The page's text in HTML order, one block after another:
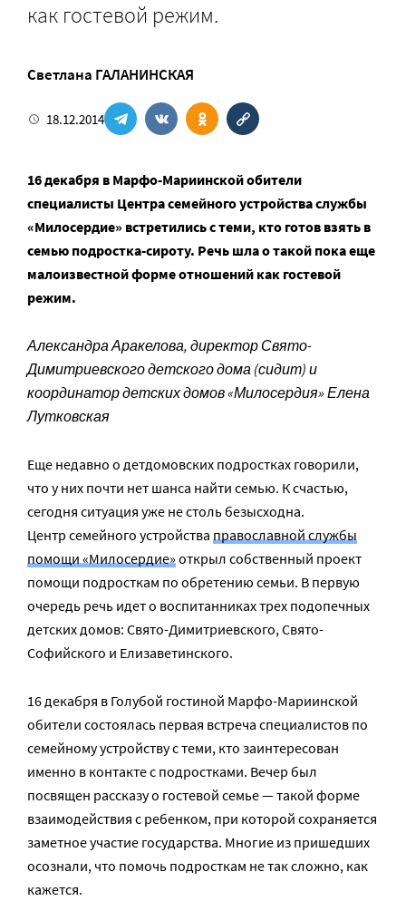
как гостевой режим.
Светлана ГАЛАНИНСКАЯ
18.12.2014
16 декабря в Марфо-Мариинской обители
специалисты Центра семейного устройства службы
«Милосердие» встретились с теми, кто готов взять в
семью подростка-сироту. Речь шла о такой пока еще
малоизвестной форме отношений как гостевой
режим.
Александра Аракелова, директор Свято-
Димитриевского детского дома (сидит) и
координатор детских домов «Милосердия» Елена
Лутковская
Еще недавно о детдомовских подростках говорили,
что у них почти нет шанса найти семью. К счастью,
сегодня ситуация уже не столь безысходна.
Центр cемейного устройства православной службы
помощи «Милосердие»открыл собственный проект
помощи подросткам по обретению семьи. В первую
очередь речь идет о воспитанниках трех подопечных
детских домов: Свято-Димитриевского, Свято-
Софийского и Елизаветинского.
16 декабря в Голубой гостиной Марфо-Мариинской
обители состоялась первая встреча специалистов по
семейному устройству с теми, кто заинтересован
именно в контакте с подростками. Вечер был
посвящен рассказу о гостевой семье — такой форме
взаимодействия с ребенком, при которой сохраняется
заметное участие государства. Многие из пришедших
осознали, что помочь подросткам не так сложно, как
кажется.